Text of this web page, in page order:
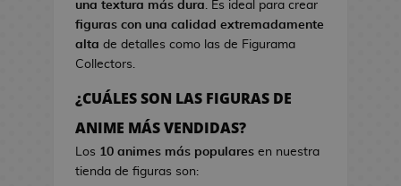
T
a
l
l
s
d
e
i
e
o
j
una textura más dura. Es ideal para crear
figuras con una calidad extremadamente
alta de detalles como las de Figurama
Collectors.
¿CUÁLES SON LAS FIGURAS DE
ANIME MÁS VENDIDAS?
Los 10 animes más populares en nuestra
tienda de figuras son: